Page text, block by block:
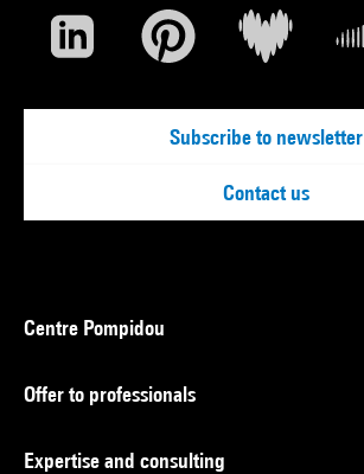
Subscribe to newsletter
Contact us
Centre Pompidou
Offer to professionals
Expertise and consulting